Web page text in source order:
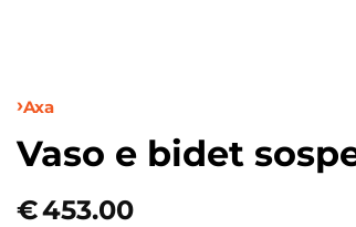
Axa
Vaso e bidet
€453.00